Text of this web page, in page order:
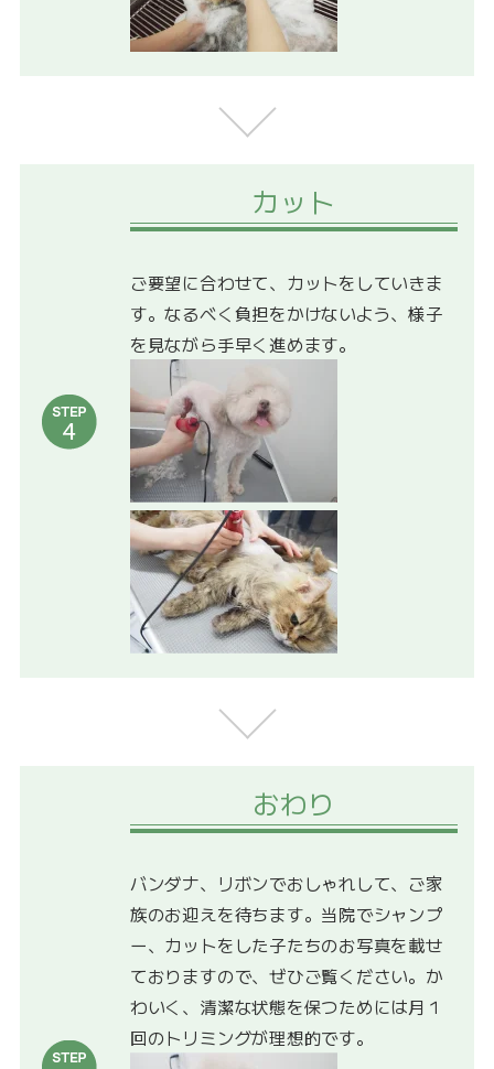
カット
ご要望に合わせて、カットをしていきま
す。なるべく負担をかけないよう、様子
を見ながら手早く進めます。
おわり
バンダナ、リボンでおしゃれして、ご家
族のお迎えを待ちます。当院でシャンプ
ー、カットをした子たちのお写真を載せ
ておりますので、ぜひご覧ください。か
わいく、清潔な状態を保つためには月１
回のトリミングが理想的です。